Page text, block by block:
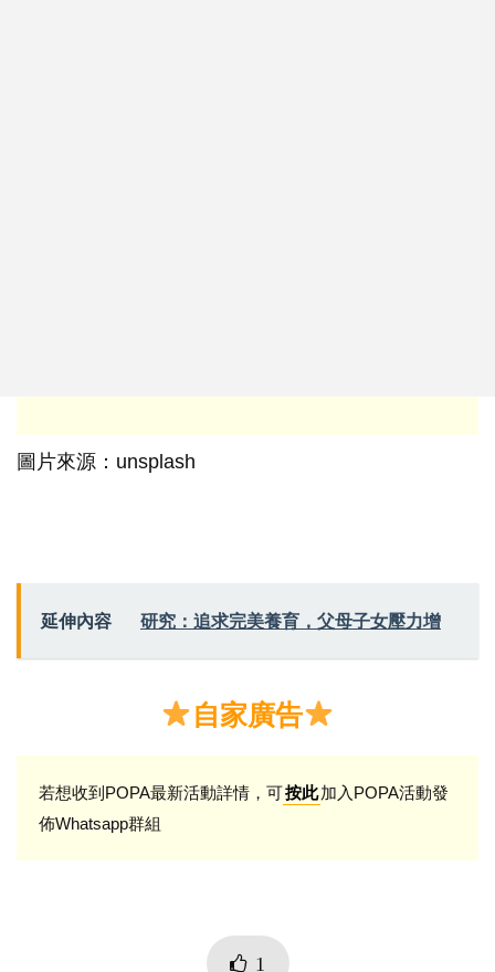
圖片來源：unsplash
延伸內容 研究：追求完美養育，父母子女壓力增
自家廣告
若想收到POPA最新活動詳情，可按此加入POPA活動發
佈Whatsapp群組
1